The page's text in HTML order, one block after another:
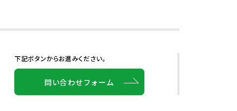
下記ボタンからお進みください。
問い合わせフォーム